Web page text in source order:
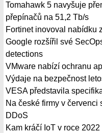
Tomahawk 5 navyšuje
přepínačů na 51,2 Tb/s
Fortinet inovoval nabídku
Google rozšířil své
detections
VMware nabízí ochranu
Výdaje na bezpečnost
VESA představila
Na české firmy v
DDoS
Kam kráčí IoT v roce